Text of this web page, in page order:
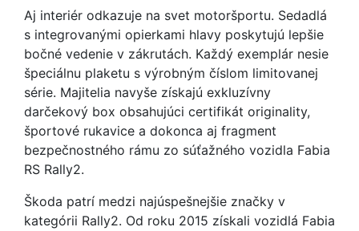
Aj interiér odkazuje na svet motoršportu. Sedadlá
s integrovanými opierkami hlavy poskytujú lepšie
bočné vedenie v zákrutách. Každý exemplár nesie
špeciálnu plaketu s výrobným číslom limitovanej
série. Majitelia navyše získajú exkluzívny
darčekový box obsahujúci certifikát originality,
športové rukavice a dokonca aj fragment
bezpečnostného rámu zo súťažného vozidla Fabia
RS Rally2.
Škoda patrí medzi najúspešnejšie značky v
kategórii Rally2. Od roku 2015 získali vozidlá Fabia